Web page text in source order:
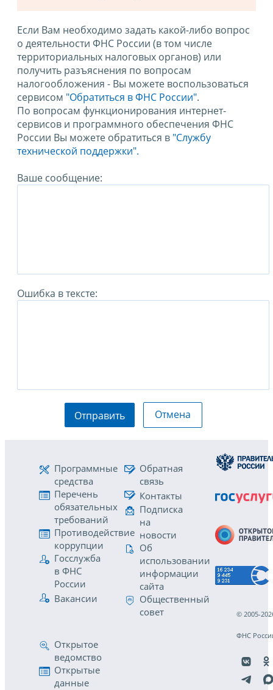
Если Вам необходимо задать какой-либо вопрос
о деятельности ФНС России (в том числе
территориальных налоговых органов) или
получить разъяснения по вопросам
налогообложения - Вы можете воспользоваться
сервисом "Обратиться в ФНС России".
По вопросам функционирования интернет-
сервисов и программного обеспечения ФНС
России Вы можете обратиться в "Службу
технической поддержки".
Ваше сообщение:
Ошибка в тексте:
Отправить Отмена
Программные
средства
Перечень
обязательных
требований
Противодействие
коррупции
Госслужба
в ФНС
России
Вакансии
Обратная
связь
Контакты
Подписка
на
новости
Об
использовании
информации
сайта
Общественный
совет
Открытое
ведомство
Открытые
данные
© 2005-
ФНС